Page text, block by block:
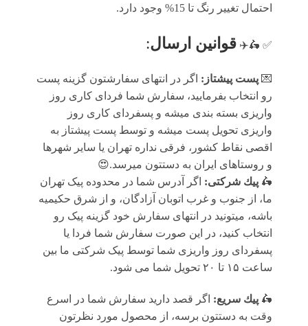
احتمال تغییر رنگ تا 15% وجود دارد.
✅ 🛵✈️ قوانين ارسال:
💌 پست پیشتاز: اگر در انتهای سفارشتون گزینه پست
رو انتخاب بفرمایید، سفارش شما فردای کاری روز
واریزی بسته بندی میشه و پسفردای کاری روز
واریزی تحویل پست میشه و توسط پست پیشتاز به
اقصی نقاط کشور، فرقی نداره تهران یا سایر شهرها
و روستاهای ایران به دستتون میرسد.😍
🛵 پيك شرکتی: اگر آدرس شما در محدوده پیک تهران
ما، از جنوب و غرب اتوبان آزادگان، و از شرق حکیمیه
باشه، میتونید در انتهای سفارش خود گزینه پیک رو
انتخاب کنید، در این صورت سفارش شما فردا یا
پسفردای روز واريزى شما توسط پیک شرکتی ما بين
ساعت ۱۵ تا ٢٠ تحويل شما مى شود.
🛵 پيك سریع: اگر قصد دارید سفارش شما در اسرع
وقت به دستتون برسه، از محصول مورد نظرتون